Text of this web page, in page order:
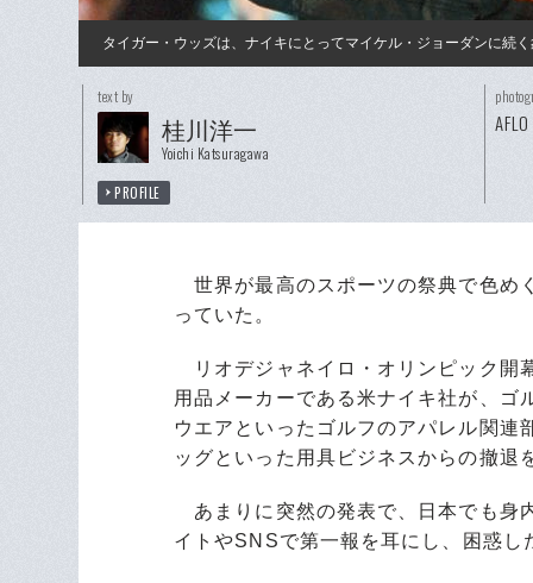
タイガー・ウッズは、ナイキにとってマイケル・ジョーダンに続
text by
桂川洋一
Yoichi Katsuragawa
PROFILE
AFLO
世界が最高のスポーツの祭典で色め
っていた。
リオデジャネイロ・オリンピック開
用品メーカーである米ナイキ社が、ゴ
ウエアといったゴルフのアパレル関連
ッグといった用具ビジネスからの撤退
あまりに突然の発表で、日本でも身
イトやSNSで第一報を耳にし、困惑し